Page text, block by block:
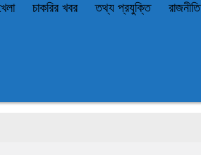
চাকরির খবর তথ্য প্রযুক্তি রাজনীতি